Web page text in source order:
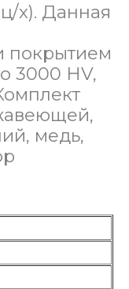
х). Данная
покрытием
3000 HV,
медь,